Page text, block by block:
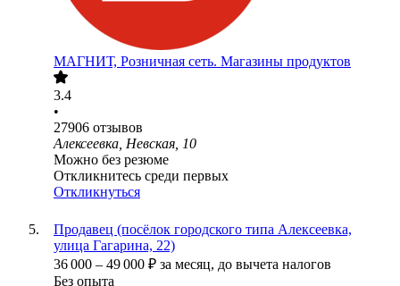
МАГНИТ, Розничная сеть. Магазины продуктов
3.4
•
27906 отзывов
Алексеевка, Невская, 10
Можно без резюме
Откликнитесь среди первых
Откликнуться
Продавец (посёлок городского типа Алексеевка,
улица Гагарина, 22)
36 000 – 49 000 ₽ за месяц, до вычета налогов
Без опыта